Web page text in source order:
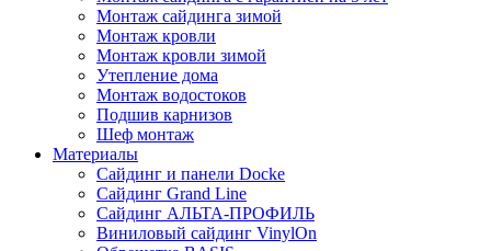
Монтаж сайдинга зимой
Монтаж кровли
Монтаж кровли зимой
Утепление дома
Монтаж водостоков
Подшив карнизов
Шеф монтаж
Материалы
Сайдинг и панели Docke
Сайдинг Grand Line
Сайдинг АЛЬТА-ПРОФИЛЬ
Виниловый сайдинг VinylOn